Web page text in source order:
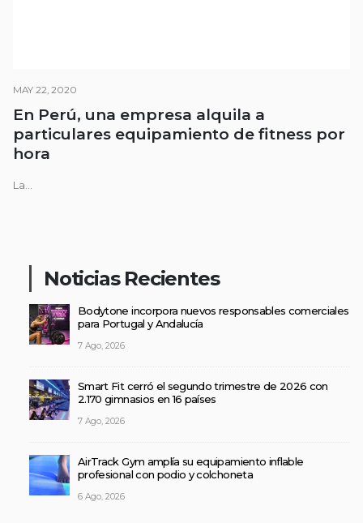
MAY 22, 2020
En Perú, una empresa alquila a
particulares equipamiento de fitness por
hora
La...
Noticias Recientes
Bodytone incorpora nuevos responsables comerciales
para Portugal y Andalucía
7 Ago, 2026
Smart Fit cerró el segundo trimestre de 2026 con
2.170 gimnasios en 16 países
7 Ago, 2026
AirTrack Gym amplía su equipamiento inflable
profesional con podio y colchoneta
6 Ago, 2026